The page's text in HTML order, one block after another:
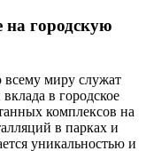
на городскую
миру служат
в городское
комплексов на
в парках и
уникальностью и